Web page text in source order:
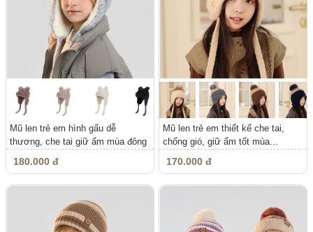
Mũ len trẻ em hình gấu dễ
thương, che tai giữ ấm mùa đông
180.000 đ
Mũ len trẻ em thiết kế che tai,
chống gió, giữ ấm tốt mùa...
170.000 đ